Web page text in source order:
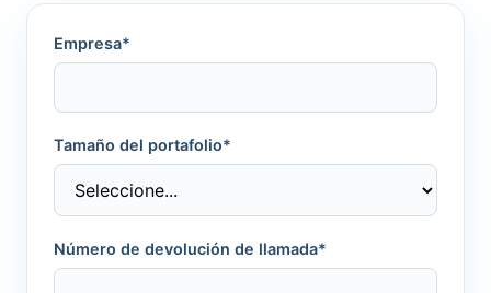
Empresa*
Tamaño del portafolio*
Número de devolución de llamada*